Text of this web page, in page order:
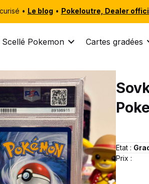
• Le blog • Pokeloutre, Dealer
Scellé Pokemon Cartes gradées
Etat :
Prix :